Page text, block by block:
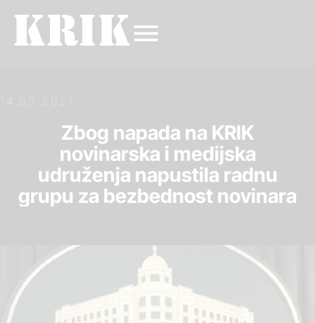
14.03.2021.
Zbog napada na KRIK
novinarska i medijska
udruženja napustila radnu
grupu za bezbednost novinara